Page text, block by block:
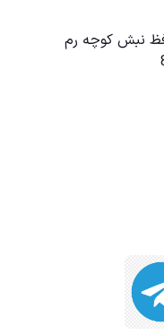
نبش کوچه رم